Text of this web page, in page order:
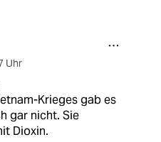
Uhr
Krieges gab es
gar nicht. Sie
Dioxin.